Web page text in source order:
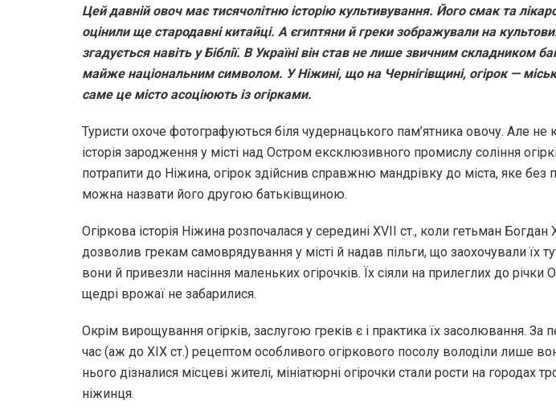
Цей давній овоч має тисячолітню історію культивування. Його смак та
оцінили ще стародавні китайці. А єгиптяни й греки зображували на
згадується навіть у Біблії. В Україні він став не лише звичним складником
майже національним символом. У Ніжині, що на Чернігівщині, огірок —
саме це місто асоціюють із огірками.
Туристи охоче фотографуються біля чудернацького пам’ятника овочу. Але
історія зародження у місті над Остром ексклюзивного промислу соління
потрапити до Ніжина, огірок здійснив справжню мандрівку до міста, яке без
можна назвати його другою батьківщиною.
Огіркова історія Ніжина розпочалася у середині XVII ст., коли гетьман
дозволив грекам самоврядування у місті й надав пільги, що заохочували їх
вони й привезли насіння маленьких огірочків. Їх сіяли на прилеглих до річки
щедрі врожаї не забарилися.
Окрім вирощування огірків, заслугою греків є і практика їх засолювання. За
час (аж до XIX ст.) рецептом особливого огіркового посолу володіли лише
нього дізналися місцеві жителі, мініатюрні огірочки стали рости на городах
ніжинця.